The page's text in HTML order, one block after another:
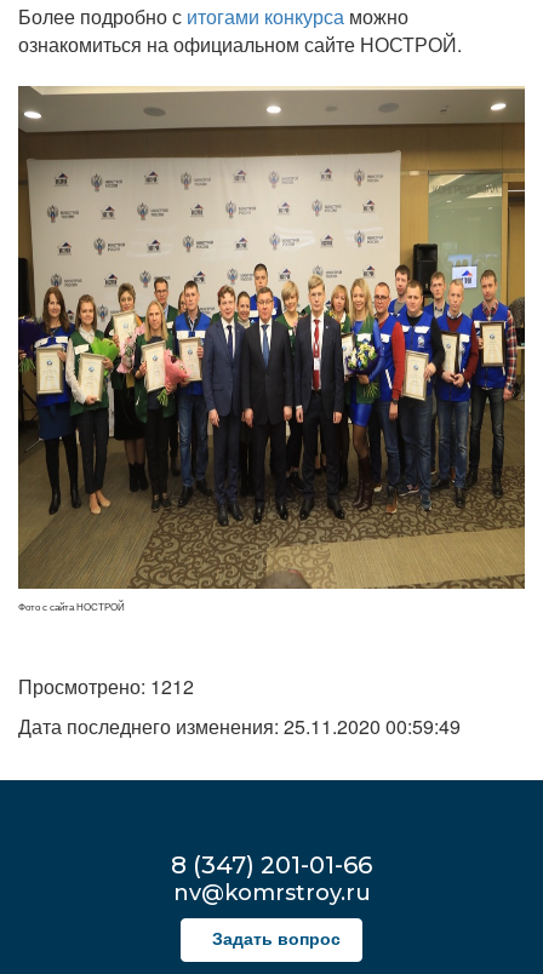
Более подробно с итогами конкурса можно
ознакомиться на официальном сайте НОСТРОЙ.
Фото с сайта НОСТРОЙ
Просмотрено: 1212
Дата последнего изменения: 25.11.2020 00:59:49
8 (347) 201-01-66
nv@komrstroy.ru
Задать вопрос